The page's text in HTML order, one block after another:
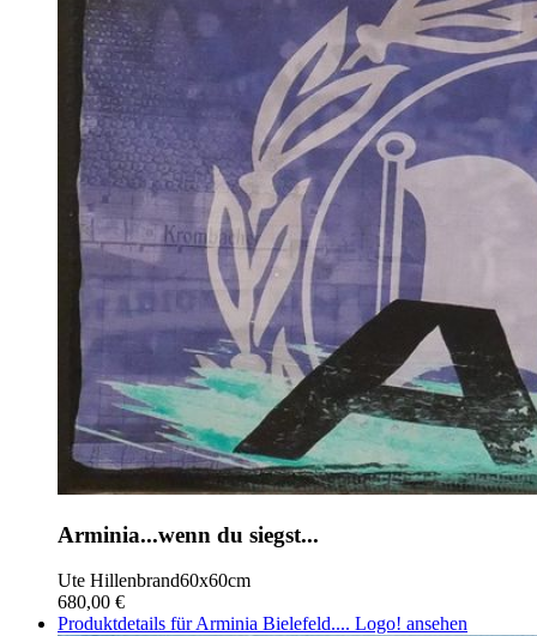
Arminia...wenn du siegst...
Ute Hillenbrand60x60cm
680,00 €
Produktdetails für Arminia Bielefeld.... Logo! ansehen